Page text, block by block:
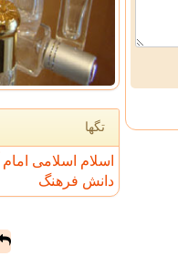
تگها
اسلام اسلامی امام
دانش فرهنگ